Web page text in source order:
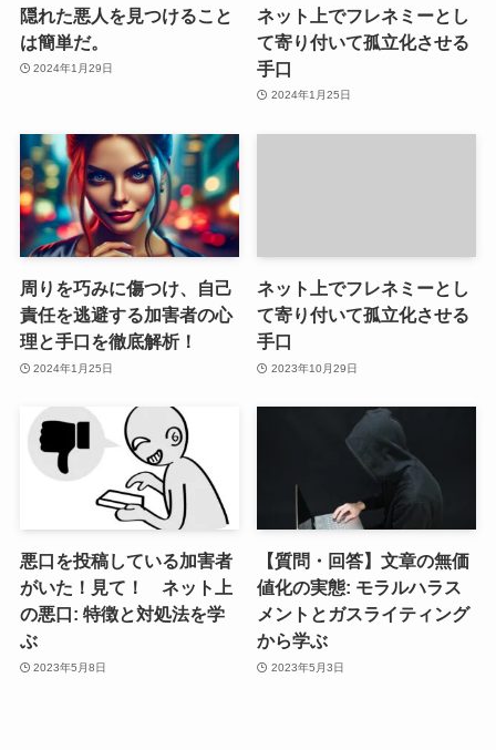
隠れた悪人を見つけること
は簡単だ。
2024年1月29日
ネット上でフレネミーとし
て寄り付いて孤立化させる
手口
2024年1月25日
周りを巧みに傷つけ、自己
責任を逃避する加害者の心
理と手口を徹底解析！
2024年1月25日
ネット上でフレネミーとし
て寄り付いて孤立化させる
手口
2023年10月29日
悪口を投稿している加害者
がいた！見て！ ネット上
の悪口: 特徴と対処法を学
ぶ
2023年5月8日
【質問・回答】文章の無価
値化の実態: モラルハラス
メントとガスライティング
から学ぶ
2023年5月3日